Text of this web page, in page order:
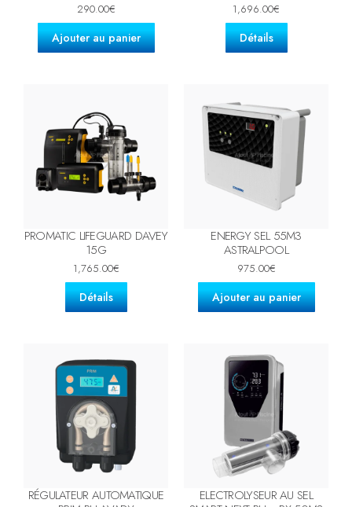
290.00€
Ajouter au panier
1,696.00€
Détails
PROMATIC LIFEGUARD DAVEY
15G
1,765.00€
Détails
ENERGY SEL 55M3
ASTRALPOOL
975.00€
Ajouter au panier
RÉGULATEUR AUTOMATIQUE
ELECTROLYSEUR AU SEL